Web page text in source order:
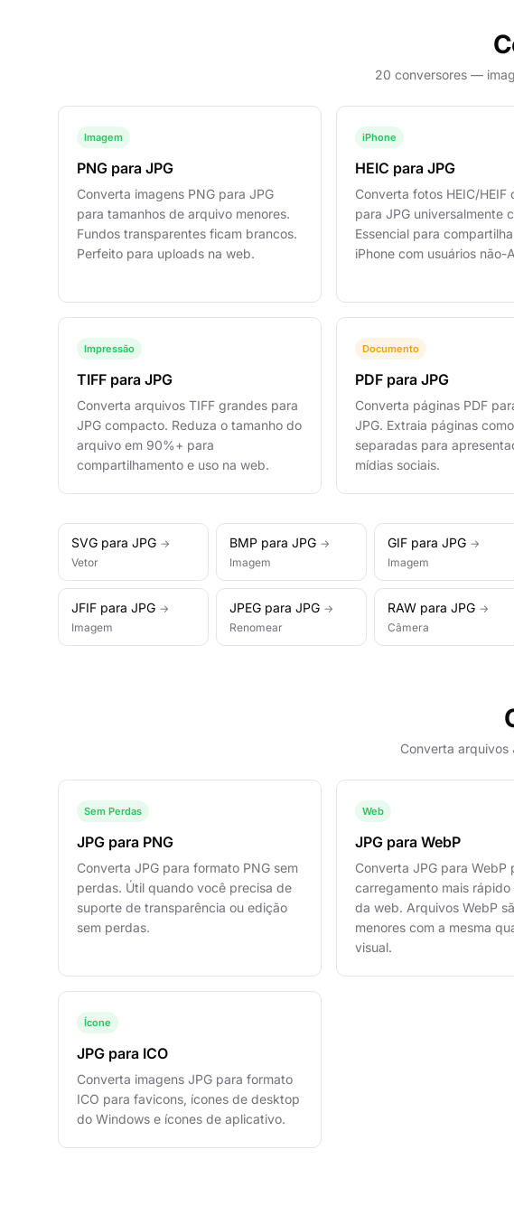
20 conversores —
Imagem
PNG para JPG
Converta imagens PNG para JPG
para tamanhos de arquivo menores.
Fundos transparentes ficam brancos.
Perfeito para uploads na web.
iPhone
HEIC para JPG
Converta fotos HEIC/HEIF
para JPG universalmente
Essencial para
iPhone com usuários não-
Impressão
TIFF para JPG
Converta arquivos TIFF grandes para
JPG compacto. Reduza o tamanho do
arquivo em 90%+ para
compartilhamento e uso na web.
Documento
PDF para JPG
Converta páginas PDF
JPG. Extraia páginas
separadas para
mídias sociais.
SVG para JPG →
Vetor
BMP para JPG →
Imagem
GIF para JPG →
Imagem
JFIF para JPG →
Imagem
JPEG para JPG →
Renomear
RAW para JPG →
Câmera
Converta arquivos
Sem Perdas
JPG para PNG
Converta JPG para formato PNG sem
perdas. Útil quando você precisa de
suporte de transparência ou edição
sem perdas.
Web
JPG para WebP
Converta JPG para WebP
carregamento mais
da web. Arquivos WebP
menores com a mesma
visual.
Ícone
JPG para ICO
Converta imagens JPG para formato
ICO para favicons, ícones de desktop
do Windows e ícones de aplicativo.